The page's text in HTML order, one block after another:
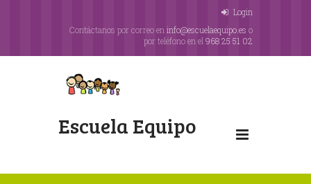
Login
Contáctanos por correo en info@escuelaequipo.es o
por teléfono en el 968 25 51 02
Escuela Equipo